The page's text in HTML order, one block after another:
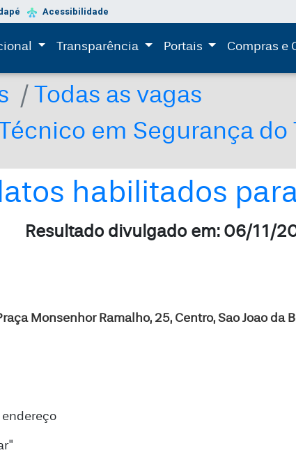
Acessibilidade
Transparência (current)
Portais (current)
Compras e
Todas as vagas
em Segurança do
habilitados
Resultado divulgado em: 06/11/
Monsenhor Ramalho, 25, Centro, Sao Joao da
endereço